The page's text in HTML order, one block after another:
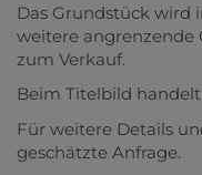
Das Grundstück wird
weitere angrenzende
zum Verkauf.
Beim Titelbild
Für weitere Details
geschätzte Anfrage.